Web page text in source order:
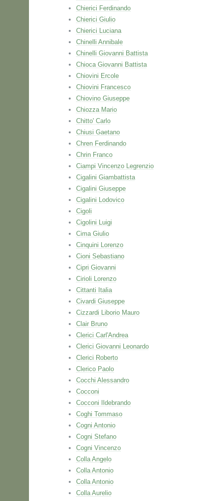
Chierici Ferdinando
Chierici Giulio
Chierici Luciana
Chinelli Annibale
Chinelli Giovanni Battista
Chioca Giovanni Battista
Chiovini Ercole
Chiovini Francesco
Chiovino Giuseppe
Chiozza Mario
Chitto' Carlo
Chiusi Gaetano
Chren Ferdinando
Chrin Franco
Ciampi Vincenzo Legrenzio
Cigalini Giambattista
Cigalini Giuseppe
Cigalini Lodovico
Cigoli
Cigolini Luigi
Cima Giulio
Cinquini Lorenzo
Cioni Sebastiano
Cipri Giovanni
Cirioli Lorenzo
Cittanti Italia
Civardi Giuseppe
Cizzardi Liborio Mauro
Clair Bruno
Clerici Carl'Andrea
Clerici Giovanni Leonardo
Clerici Roberto
Clerico Paolo
Cocchi Alessandro
Cocconi
Cocconi Ildebrando
Coghi Tommaso
Cogni Antonio
Cogni Stefano
Cogni Vincenzo
Colla Angelo
Colla Antonio
Colla Antonio
Colla Aurelio